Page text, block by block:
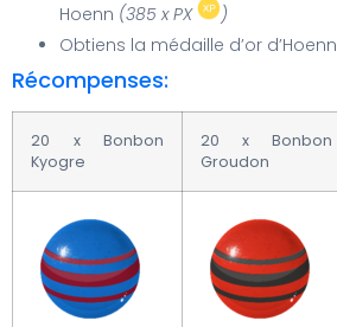
Hoenn (385 x PX
)
Obtiens la médaille d’or d’Hoenn
Récompenses:
20 x Bonbon
Kyogre
20 x Bonbon
Groudon